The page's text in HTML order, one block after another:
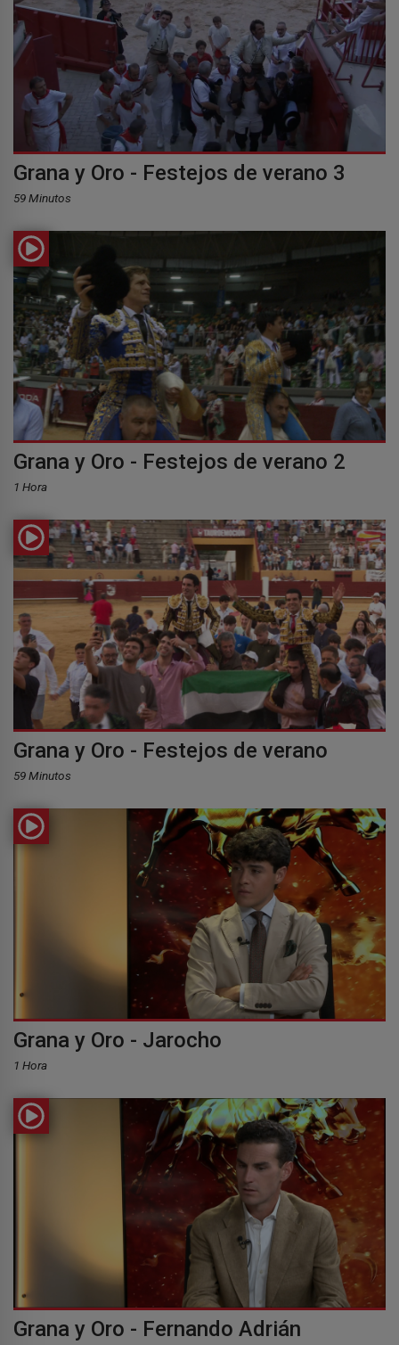
Grana y Oro - Festejos de verano 3
59 Minutos
Grana y Oro - Festejos de verano 2
1 Hora
Grana y Oro - Festejos de verano
59 Minutos
Grana y Oro - Jarocho
1 Hora
Grana y Oro - Fernando Adrián